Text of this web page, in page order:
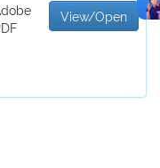
View/Open